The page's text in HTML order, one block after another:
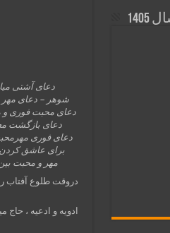
دعای آشتی
شوهر – دعای
دعای محبت فوری
دعای بازگشت
دعای فوری
برای عاشق
مهر و محبت
دروقت طلوع آفتاب
ادویه و ادعیه ،